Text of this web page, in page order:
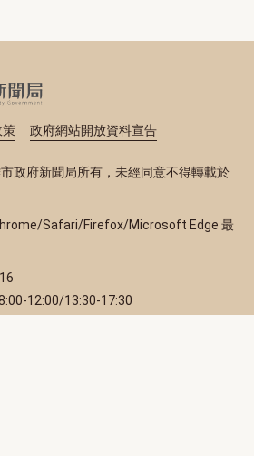
策 政府網站開放資料宣告
政府新聞局所有，未經同意不得轉載於
Safari/Firefox/Microsoft Edge 最
12:00/13:30-17:30